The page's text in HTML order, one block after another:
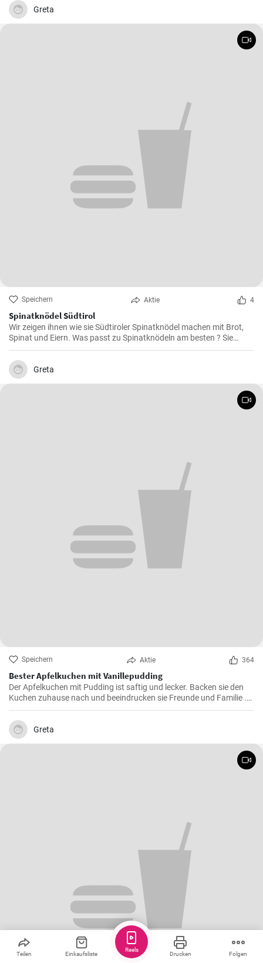
Greta
Speichern Aktie 4
Spinatknödel Südtirol
Wir zeigen ihnen wie sie Südtiroler Spinatknödel machen mit Brot,
Spinat und Eiern. Was passt zu Spinatknödeln am besten ? Sie
werden mit flüssiger Butter übergossen und mit Parmesamkäse
besteut. Ein Gaumenschmaus aus Österreich .
Greta
Speichern Aktie 364
Bester Apfelkuchen mit Vanillepudding
Der Apfelkuchen mit Pudding ist saftig und lecker. Backen sie den
Kuchen zuhause nach und beeindrucken sie Freunde und Familie .
Passend zur Herbstzeit in der Apfelernte.
Greta
Teilen Einkaufsliste Drucken Folgen
Reels